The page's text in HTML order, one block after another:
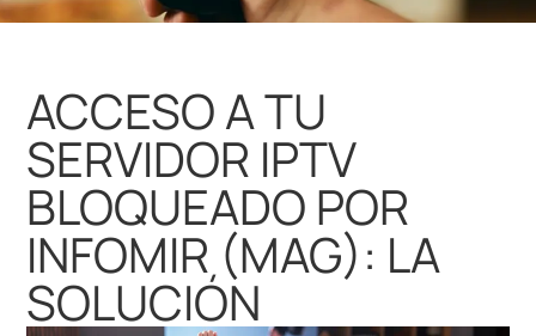
ACCESO A TU
SERVIDOR IPTV
BLOQUEADO POR
INFOMIR (MAG): LA
SOLUCIÓN